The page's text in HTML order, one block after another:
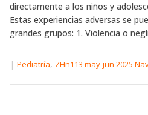
directamente a los niños y
Estas experiencias adversas se
grandes grupos: 1. Violencia o
| Pediatría, ZHn113 may-jun 2025